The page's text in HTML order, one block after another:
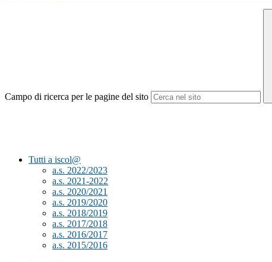
Campo di ricerca per le pagine del sito
Tutti a iscol@
a.s. 2022/2023
a.s. 2021-2022
a.s. 2020/2021
a.s. 2019/2020
a.s. 2018/2019
a.s. 2017/2018
a.s. 2016/2017
a.s. 2015/2016